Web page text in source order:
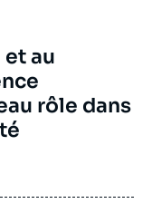
et au
rôle dans